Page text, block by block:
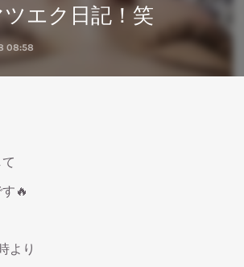
エク日記！笑
08:58
🔥
より